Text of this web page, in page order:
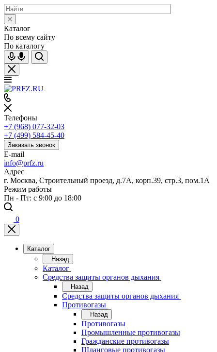
Каталог
По всему сайту
По каталогу
Телефоны
+7 (968) 077-32-03
+7 (499) 584-45-40
Заказать звонок
E-mail
info@prfz.ru
Адрес
г. Москва, Строительный проезд, д.7А, корп.39, стр.3, пом.1А
Режим работы
Пн - Пт: с 9:00 до 18:00
0
Каталог
Назад
Каталог
Средства защиты органов дыхания
Назад
Средства защиты органов дыхания
Противогазы
Назад
Противогазы
Промышленные противогазы
Гражданские противогазы
Шланговые противогазы